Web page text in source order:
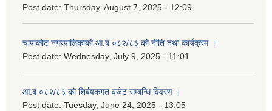
Post date: Thursday, August 7, 2025 - 12:09
चापाकोट नगरपालिकाको आ.ब ०८२/८३ को नीति तथा कार्यक्रम ।
Post date: Wednesday, July 9, 2025 - 11:01
आ.ब ०८२/८३ को शिर्बषकगत बजेट सम्बन्धि विवरण ।
Post date: Tuesday, June 24, 2025 - 13:05